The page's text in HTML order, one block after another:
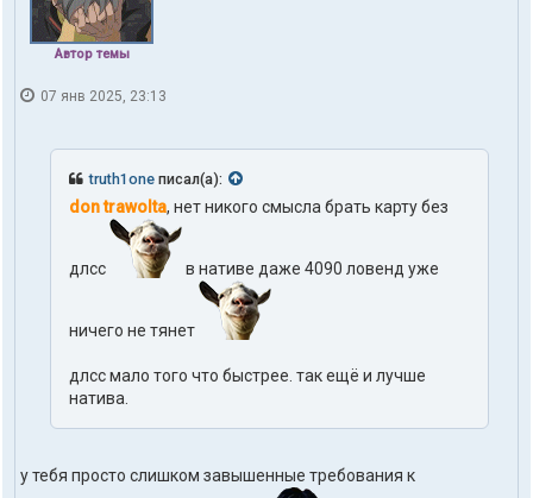
Автор темы
07 янв 2025, 23:13
truth1one писал(а):
don trawolta, нет никого смысла брать карту без
длсс в нативе даже 4090 ловенд уже
ничего не тянет
длсс мало того что быстрее. так ещё и лучше
натива.
у тебя просто слишком завышенные требования к